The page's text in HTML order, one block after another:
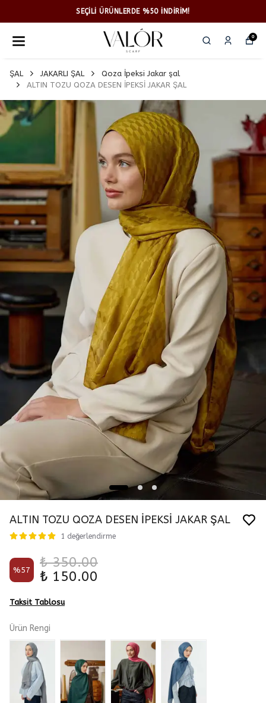
SEÇİLİ ÜRÜNLERDE %50 İNDİRİM!
0
ŞAL JAKARLI ŞAL
Qoza İpeksi Jakar şal
ALTIN TOZU QOZA DESEN İPEKSİ JAKAR ŞAL
ALTIN TOZU QOZA DESEN İPEKSİ JAKAR ŞAL
1 değerlendirme
%57
₺ 350.00
₺ 150.00
Taksit Tablosu
Ürün Rengi